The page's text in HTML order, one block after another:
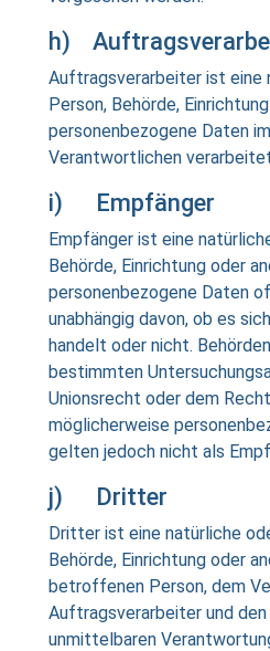
h)
Auftragsverarbeiter ist eine
Person, Behörde,
personenbezogene Daten
Verantwortlichen
i) Empfänger
Empfänger ist eine
Behörde, Einrichtung oder
personenbezogene Daten
unabhängig davon, ob es
handelt oder nicht.
bestimmten
Unionsrecht oder dem
möglicherweise
gelten jedoch nicht als
j) Dritter
Dritter ist eine natürliche
Behörde, Einrichtung oder
betroffenen Person, dem
Auftragsverarbeiter und
unmittelbaren